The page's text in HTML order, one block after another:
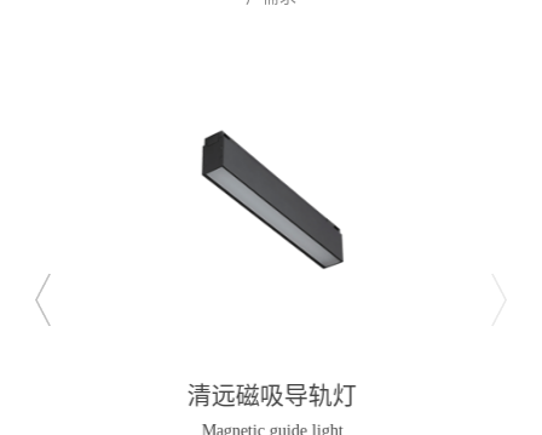
清远磁吸导轨灯
Magnetic guide light